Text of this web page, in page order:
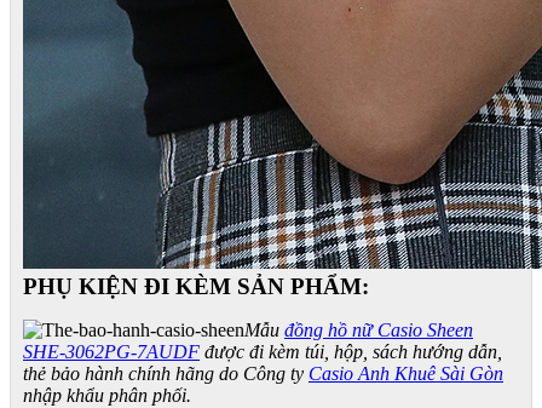
PHỤ KIỆN ĐI KÈM SẢN PHẨM:
Mẫu đồng hồ nữ Casio Sheen
SHE-3062PG-7AUDF được đi kèm túi, hộp, sách hướng dẫn,
thẻ bảo hành chính hãng do Công ty Casio Anh Khuê Sài Gòn
nhập khẩu phân phối.